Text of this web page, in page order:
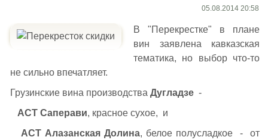
05.08.2014 20:58
В "Перекрестке" в плане
вин заявлена кавказская
тематика, но выбор что-то
не сильно впечатляет.
Грузинские вина производства Дугладзе -
АСТ Саперави, красное сухое, и
АСТ Алазанская Долина, белое полусладкое - от